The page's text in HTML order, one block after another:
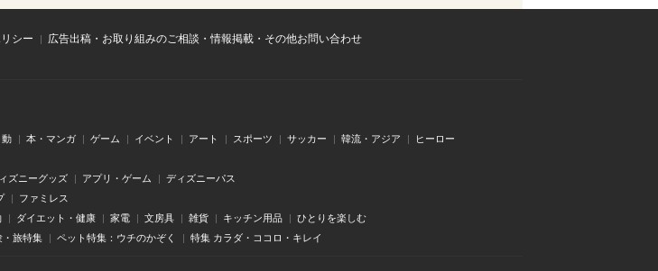
シー
広告出稿・お取り組みのご相談・情報掲載・その他お問い合わせ
動 本・マンガ ゲーム イベント アート スポーツ サッカー 韓流・アジア ヒーロー
ズニーグッズ アプリ・ゲーム ディズニーパス
ファミレス
ダイエット・健康 家電 文房具 雑貨 キッチン用品 ひとりを楽しむ
・旅特集 ペット特集：ウチのかぞく 特集 カラダ・ココロ・キレイ